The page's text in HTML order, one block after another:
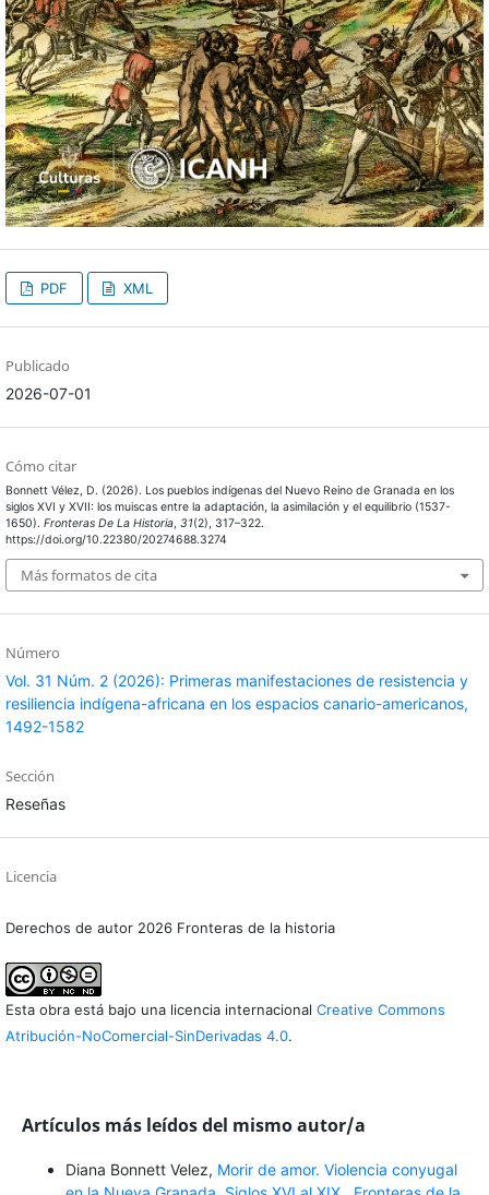
PDF XML
Publicado
2026-07-01
Cómo citar
Bonnett Vélez, D. (2026). Los pueblos indígenas del Nuevo Reino de Granada en los
siglos XVI y XVII: los muiscas entre la adaptación, la asimilación y el equilibrio (1537-
1650). Fronteras De La Historia, 31(2), 317–322.
https://doi.org/10.22380/20274688.3274
Más formatos de cita
Número
Vol. 31 Núm. 2 (2026): Primeras manifestaciones de resistencia y
resiliencia indígena-africana en los espacios canario-americanos,
1492-1582
Sección
Reseñas
Licencia
Derechos de autor 2026 Fronteras de la historia
Esta obra está bajo una licencia internacional Creative Commons
Atribución-NoComercial-SinDerivadas 4.0.
Artículos más leídos del mismo autor/a
Diana Bonnett Velez, Morir de amor. Violencia conyugal